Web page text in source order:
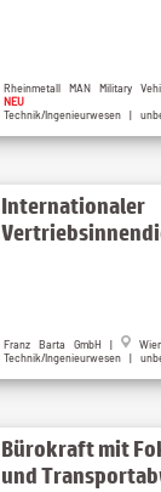
Rheinmetall MAN Military
NEU
Technik/Ingenieurwesen |
Internationaler
Franz Barta GmbH |
Technik/Ingenieurwesen |
Bürokraft mit
und